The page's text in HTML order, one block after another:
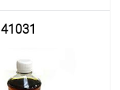
41031